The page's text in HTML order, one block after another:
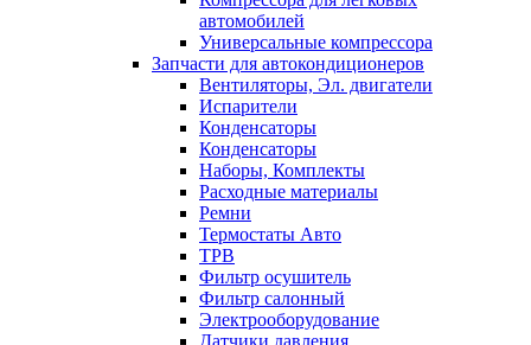
автомобилей
Универсальные компрессора
Запчасти для автокондиционеров
Вентиляторы, Эл. двигатели
Испарители
Конденсаторы
Конденсаторы
Наборы, Комплекты
Расходные материалы
Ремни
Термостаты Авто
ТРВ
Фильтр осушитель
Фильтр салонный
Электрооборудование
Датчики давления